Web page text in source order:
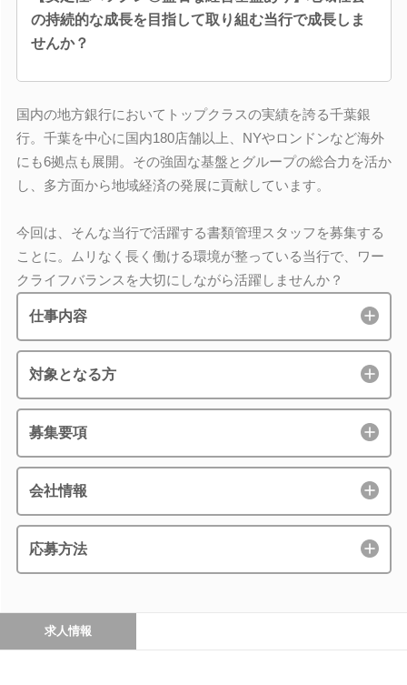
の持続的な成長を目指して取り組む当行で成長しま
せんか？
国内の地方銀行においてトップクラスの実績を誇る千葉銀
行。千葉を中心に国内180店舗以上、NYやロンドンなど海外
にも6拠点も展開。その強固な基盤とグループの総合力を活か
し、多方面から地域経済の発展に貢献しています。
今回は、そんな当行で活躍する書類管理スタッフを募集する
ことに。ムリなく長く働ける環境が整っている当行で、ワー
クライフバランスを大切にしながら活躍しませんか？
仕事内容
対象となる方
募集要項
会社情報
応募方法
求人情報